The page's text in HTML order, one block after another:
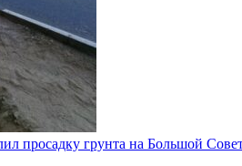
просадку грунта на Большой